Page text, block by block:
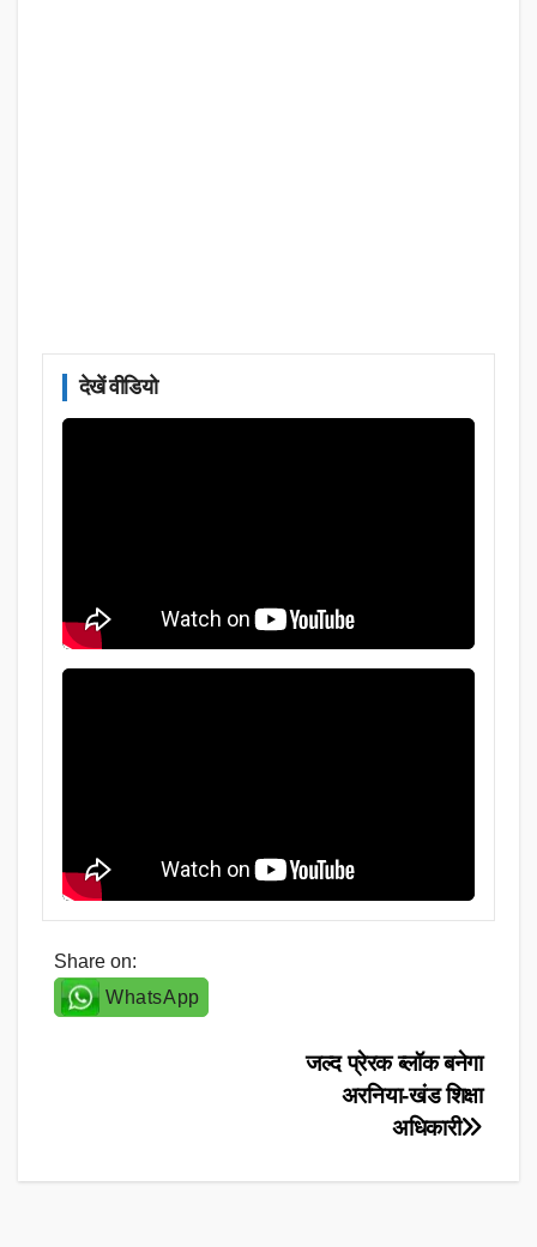
देखें वीडियो
Share on:
WhatsApp
जल्द प्रेरक ब्लॉक बनेगा
अरनिया-खंड शिक्षा
अधिकारी